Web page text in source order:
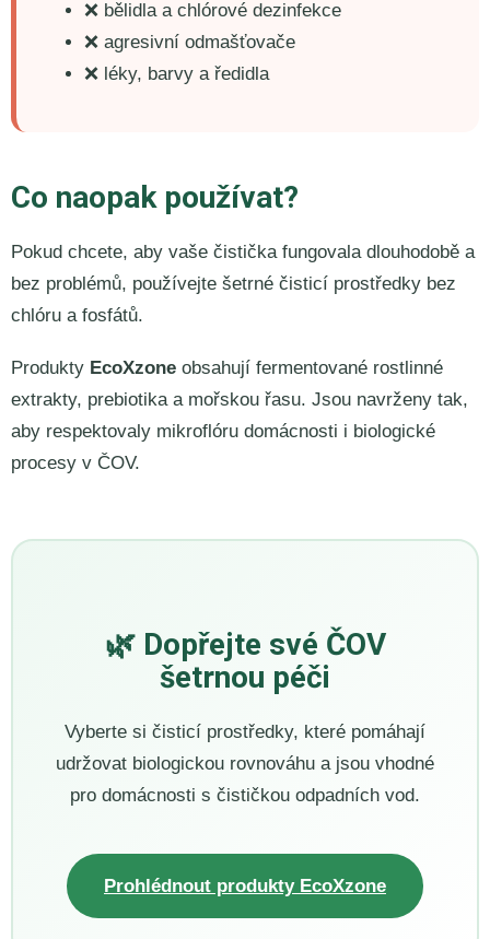
❌ bělidla a chlórové dezinfekce
❌ agresivní odmašťovače
❌ léky, barvy a ředidla
Co naopak používat?
Pokud chcete, aby vaše čistička fungovala dlouhodobě a
bez problémů, používejte šetrné čisticí prostředky bez
chlóru a fosfátů.
Produkty EcoXzone obsahují fermentované rostlinné
extrakty, prebiotika a mořskou řasu. Jsou navrženy tak,
aby respektovaly mikroflóru domácnosti i biologické
procesy v ČOV.
🌿 Dopřejte své ČOV
šetrnou péči
Vyberte si čisticí prostředky, které pomáhají
udržovat biologickou rovnováhu a jsou vhodné
pro domácnosti s čističkou odpadních vod.
Prohlédnout produkty EcoXzone